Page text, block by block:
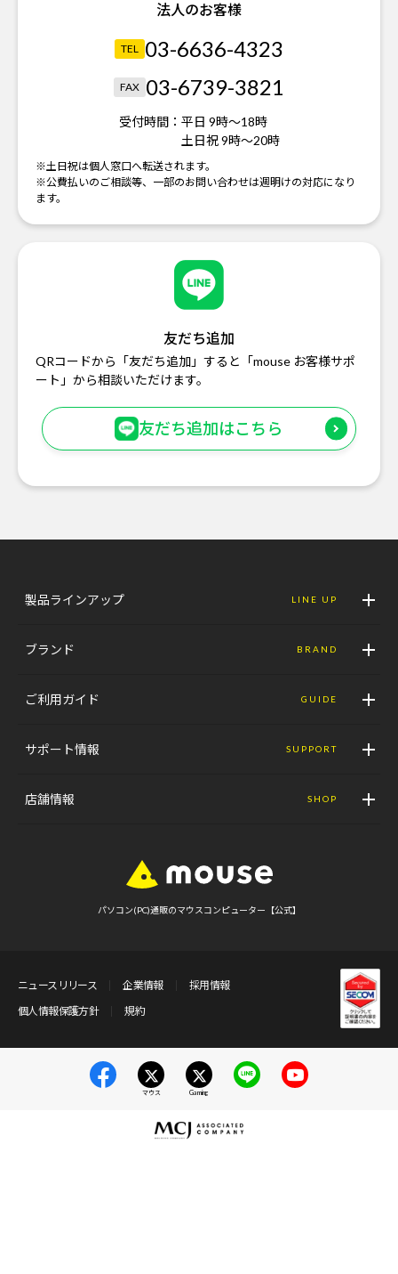
法人のお客様
TEL 03-6636-4323
FAX 03-6739-3821
受付時間： 平日 9時～18時
土日祝 9時～20時
※土日祝は個人窓口へ転送されます。
※公費払いのご相談等、一部のお問い合わせは週明けの対応になり
ます。
友だち追加
QRコードから「友だち追加」すると「mouse お客様サポ
ート」から相談いただけます。
友だち追加はこちら
製品ラインアップ LINE UP
ブランド BRAND
ご利用ガイド GUIDE
サポート情報 SUPPORT
店舗情報 SHOP
パソコン(PC)通販のマウスコンピューター【公式】
ニュースリリース 企業情報
採用情報
個人情報保護方針
規約
マウス Gaming